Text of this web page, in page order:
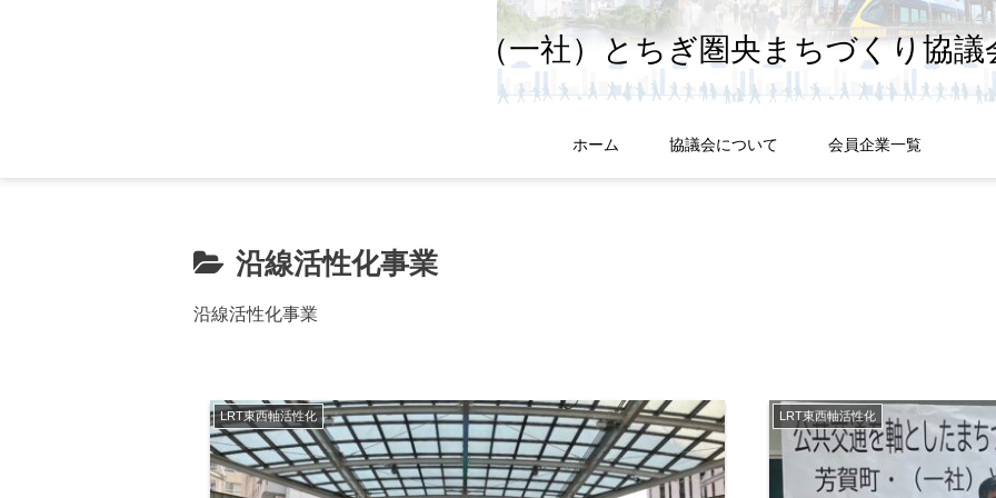
（一社）とちぎ圏央まちづくり協議
ホーム 協議会について 会員企業一覧
沿線活性化事業
沿線活性化事業
LRT東西軸活性化 LRT東西軸活性化